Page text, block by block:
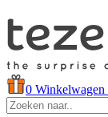
0 Winkelwagen